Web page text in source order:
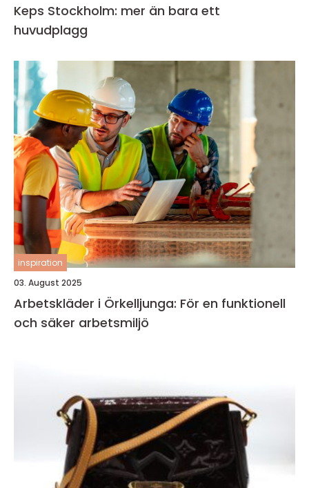
Keps Stockholm: mer än bara ett
huvudplagg
inspiration
03. August 2025
Arbetskläder i Örkelljunga: För en funktionell
och säker arbetsmiljö